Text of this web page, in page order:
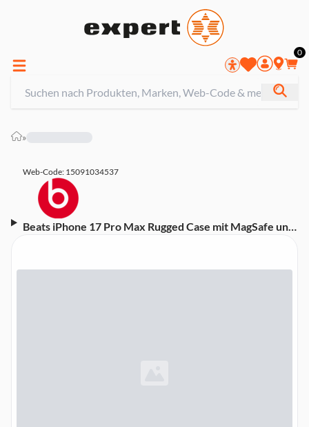
0
»
Web-Code: 15091034537
Beats iPhone 17 Pro Max Rugged Case mit MagSafe und